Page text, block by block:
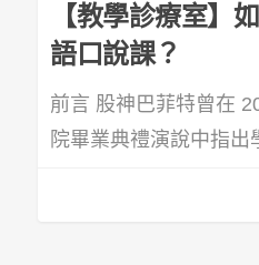
【教學診療室】
語口說課？
前言 股神巴菲特曾在
院畢業典禮演說中指出